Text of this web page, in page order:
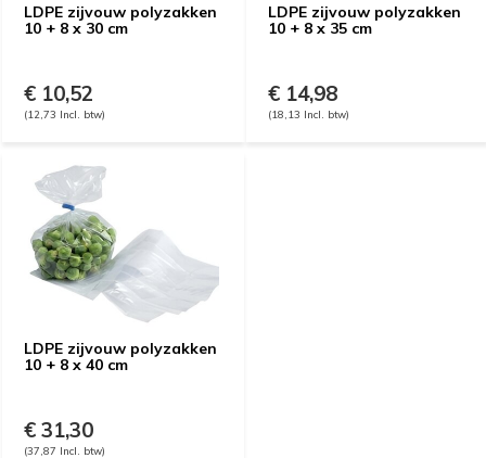
LDPE zijvouw polyzakken
10 + 8 x 30 cm
€ 10,52
(12,73 Incl. btw)
LDPE zijvouw polyzakken
10 + 8 x 35 cm
€ 14,98
(18,13 Incl. btw)
LDPE zijvouw polyzakken
10 + 8 x 40 cm
€ 31,30
(37,87 Incl. btw)